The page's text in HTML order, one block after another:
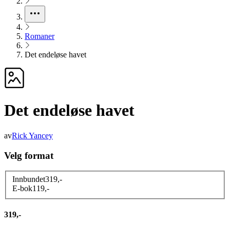
Romaner
Det endeløse havet
Det endeløse havet
avRick Yancey
Velg format
Innbundet319,-
E-bok119,-
319,-